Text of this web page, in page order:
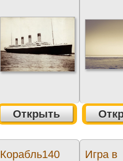
Открыть
Корабль140
Игра в